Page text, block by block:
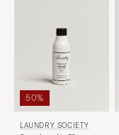
50%
LAUNDRY SOCIETY